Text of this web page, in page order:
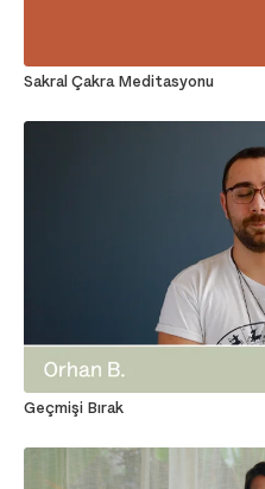
Sakral Çakra Meditasyonu
Geçmişi Bırak